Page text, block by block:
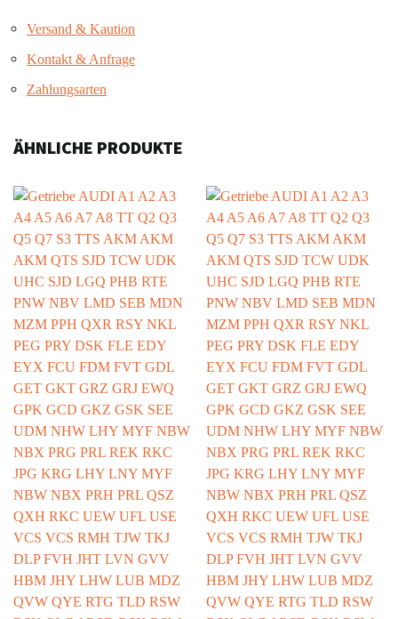
Versand & Kaution
Kontakt & Anfrage
Zahlungsarten
ÄHNLICHE PRODUKTE